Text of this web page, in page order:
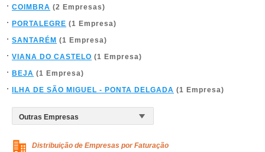
COIMBRA (2 Empresas)
PORTALEGRE (1 Empresa)
SANTARÉM (1 Empresa)
VIANA DO CASTELO (1 Empresa)
BEJA (1 Empresa)
ILHA DE SÃO MIGUEL - PONTA DELGADA (1 Empresa)
Distribuição de Empresas por Faturação